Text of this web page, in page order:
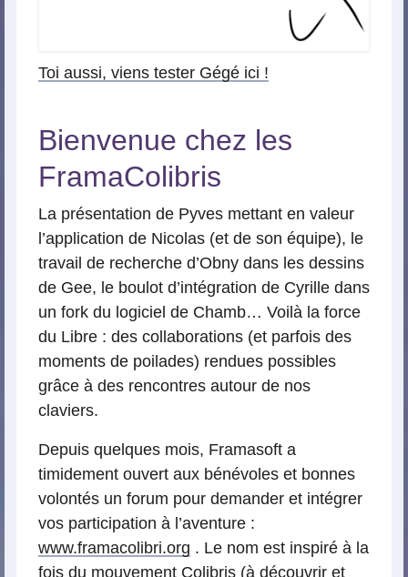
Toi aussi, viens tester Gégé ici !
Bienvenue chez les
FramaColibris
La présentation de Pyves mettant en valeur
l’application de Nicolas (et de son équipe), le
travail de recherche d’Obny dans les dessins
de Gee, le boulot d’intégration de Cyrille dans
un fork du logiciel de Chamb… Voilà la force
du Libre : des collaborations (et parfois des
moments de poilades) rendues possibles
grâce à des rencontres autour de nos
claviers.
Depuis quelques mois, Framasoft a
timidement ouvert aux bénévoles et bonnes
volontés un forum pour demander et intégrer
vos participation à l’aventure :
www.framacolibri.org . Le nom est inspiré à la
fois du mouvement Colibris (à découvrir et